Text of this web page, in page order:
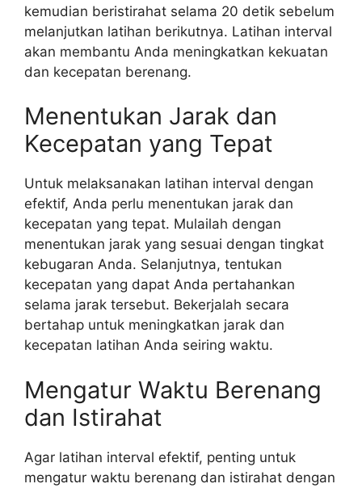
kemudian beristirahat selama 20 detik sebelum
melanjutkan latihan berikutnya. Latihan interval
akan membantu Anda meningkatkan kekuatan
dan kecepatan berenang.
Menentukan Jarak dan
Kecepatan yang Tepat
Untuk melaksanakan latihan interval dengan
efektif, Anda perlu menentukan jarak dan
kecepatan yang tepat. Mulailah dengan
menentukan jarak yang sesuai dengan tingkat
kebugaran Anda. Selanjutnya, tentukan
kecepatan yang dapat Anda pertahankan
selama jarak tersebut. Bekerjalah secara
bertahap untuk meningkatkan jarak dan
kecepatan latihan Anda seiring waktu.
Mengatur Waktu Berenang
dan Istirahat
Agar latihan interval efektif, penting untuk
mengatur waktu berenang dan istirahat dengan